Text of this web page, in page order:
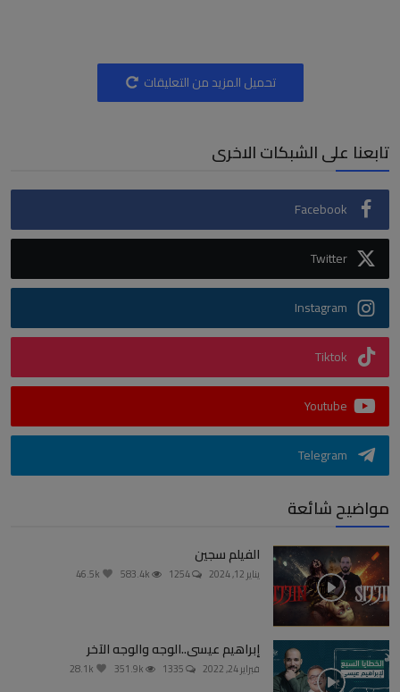
تحميل المزيد من التعليقات
تابعنا على الشبكات الاخرى
Facebook
Twitter
Instagram
Tiktok
Youtube
Telegram
مواضيح شائعة
الفيلم سجين
يناير 12, 2024
إبراهيم عيسى..الوجه والوجه الآخر
فبراير 24, 2022